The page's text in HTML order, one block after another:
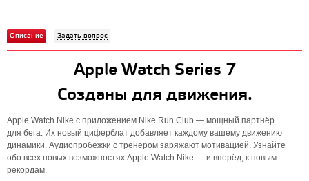
Описание Задать вопрос
Apple Watch Series 7
Созданы для движения.
Apple Watch Nike с приложением Nike Run Club — мощный партнёр
для бега. Их новый циферблат добавляет каждому вашему движению
динамики. Аудиопробежки с тренером заряжают мотивацией. Узнайте
обо всех новых возможностях Apple Watch Nike — и вперёд, к новым
рекордам.